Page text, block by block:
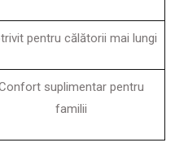
pentru călătorii mai lungi
suplimentar pentru
familii